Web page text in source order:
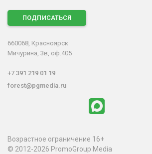
ПОДПИСАТЬСЯ
660068, Красноярск
Мичурина, 3в, оф.405
+7 391 219 01 19
forest@pgmedia.ru
Возрастное ограничение 16+
© 2012-2026 PromoGroup Media